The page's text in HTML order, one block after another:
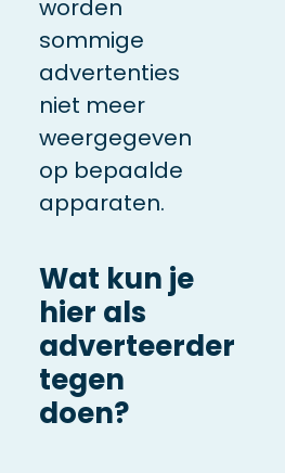
worden
sommige
advertenties
niet meer
weergegeven
op bepaalde
apparaten.
Wat kun je
hier als
adverteerder
tegen
doen?